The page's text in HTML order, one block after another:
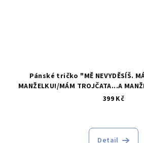
Pánské tričko "MĚ NEVYDĚSÍŠ.
MANŽELKU!/MÁM TROJČATA...A
DVOJČATA...A MANŽELKU!/MÁM 2
399 Kč
Detail